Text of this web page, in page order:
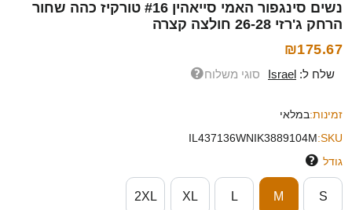
נשים סינגפור האמי סייאהין #16 טורקיז כהה שחור
הרחק ג'רזי 26-28 חולצה קצרה
₪175.67
שלח ל: Israel סוגי משלוח
זמינות:במלאי
SKU:
IL437136WNIK3889104M
גודל
S
M
L
XL
2XL